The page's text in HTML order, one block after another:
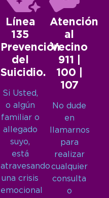
Línea
135
Prevención
del
Suicidio.
Si Usted,
o algún
familiar o
allegado
suyo,
está
atravesando
una crisis
emocional
Atención
al
Vecino
911 |
100 |
107
No dude
en
llamarnos
para
realizar
cualquier
consulta
o